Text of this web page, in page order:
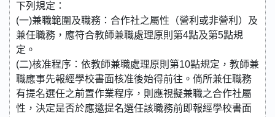
下列規定：
(一)兼職範圍及職務：合作社之屬性（營利或非營利）及
兼任職務，應符合教師兼職處理原則第4點及第5點規
定。
(二)核准程序：依教師兼職處理原則第10點規定，教師兼
職應事先報經學校書面核准後始得前往。倘所兼任職務
有提名選任之前置作業程序，則應視擬兼職之合作社屬
性，決定是否於應邀提名選任該職務前即報經學校書面